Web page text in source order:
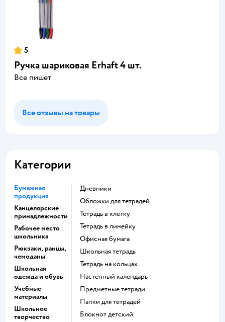
5
Ручка шариковая Erhaft 4 шт.
Все пишет
Все отзывы на товары
Категории
Бумажная
продукция
Канцелярские
принадлежности
Рабочее место
школьника
Рюкзаки, ранцы,
чемоданы
Школьная
одежда и обувь
Учебные
материалы
Школьное
творчество
Дневники
Обложки для тетрадей
Тетрадь в клетку
Тетрадь в линейку
Офисная бумага
Школьная тетрадь
Тетрадь на кольцах
Настенный календарь
Предметные тетради
Папки для тетрадей
Блокнот детский